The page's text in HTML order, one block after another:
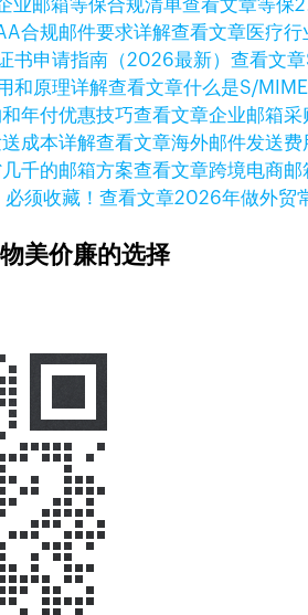
查看文章等保
查看文章医疗
查看文章
查看文章什么是S/
查看文章企业邮箱
查看文章海外邮件发送
查看文章跨境电商
查看文章2026年做外贸
物美价廉的选择